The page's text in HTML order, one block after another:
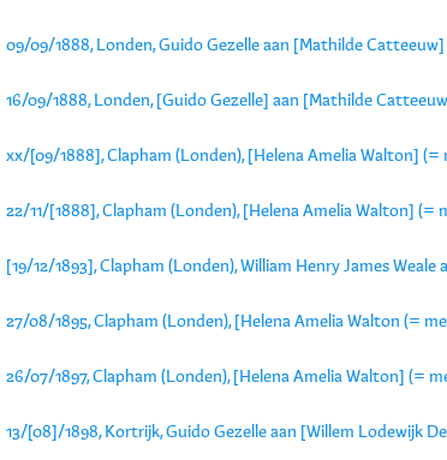
09/09/1888, Londen, Guido Gezelle aan [Mathilde Catteeuw]
16/09/1888, Londen, [Guido Gezelle] aan [Mathilde
xx/[09/1888], Clapham (Londen), [Helena Amelia Walton] (=
22/11/[1888], Clapham (Londen), [Helena Amelia Walton] (=
[19/12/1893], Clapham (Londen), William Henry James Weale
27/08/1895, Clapham (Londen), [Helena Amelia Walton (=
26/07/1897, Clapham (Londen), [Helena Amelia Walton] (=
13/[08]/1898, Kortrijk, Guido Gezelle aan [Willem Lodewijk